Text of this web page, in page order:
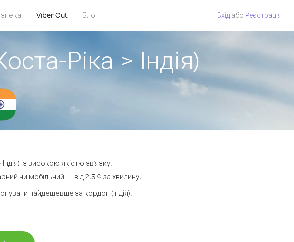
Viber Out Блог Вхід або Pеєстрація
Ріка > Індія)
із високою якістю зв'язку.
чи мобільний — від 2.5 ¢ за хвилину.
найдешевше за кордон (Індія).